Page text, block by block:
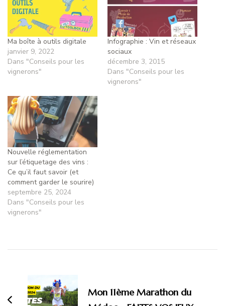
Ma boîte à outils digitale
janvier 9, 2022
Dans "Conseils pour les
vignerons"
Infographie : Vin et réseaux
sociaux
décembre 3, 2015
Dans "Conseils pour les
vignerons"
Nouvelle réglementation
sur l’étiquetage des vins :
Ce qu’il faut savoir (et
comment garder le sourire)
septembre 25, 2024
Dans "Conseils pour les
vignerons"
Mon 11ème Marathon du